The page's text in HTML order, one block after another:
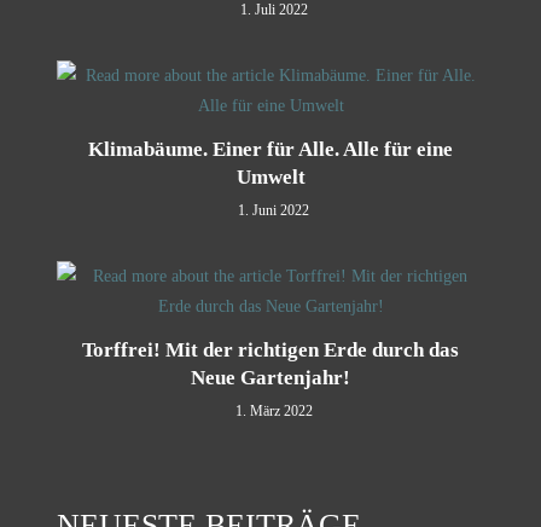
1. Juli 2022
Klimabäume. Einer für Alle. Alle für eine
Umwelt
1. Juni 2022
Torffrei! Mit der richtigen Erde durch das
Neue Gartenjahr!
1. März 2022